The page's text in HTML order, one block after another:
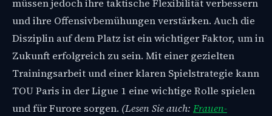
müssen jedoch ihre taktische Flexibilität verbessern
und ihre Offensivbemühungen verstärken. Auch die
Disziplin auf dem Platz ist ein wichtiger Faktor, um in
Zukunft erfolgreich zu sein. Mit einer gezielten
Trainingsarbeit und einer klaren Spielstrategie kann
TOU Paris in der Ligue 1 eine wichtige Rolle spielen
und für Furore sorgen. (Lesen Sie auch: Frauen-